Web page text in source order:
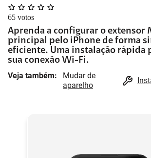
65 votos
Aprenda a configurar o extensor
principal pelo iPhone de forma
eficiente. Uma instalação rápida
sua conexão Wi-Fi.
Veja também:
Mudar de
aparelho